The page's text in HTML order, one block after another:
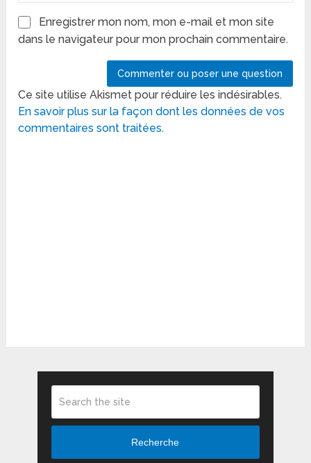
Enregistrer mon nom, mon e-mail et mon site
dans le navigateur pour mon prochain commentaire.
Ce site utilise Akismet pour réduire les indésirables.
En savoir plus sur la façon dont les données de vos
commentaires sont traitées.
Recherche